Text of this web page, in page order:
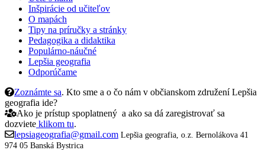
Inšpirácie od učiteľov
O mapách
Tipy na príručky a stránky
Pedagogika a didaktika
Populárno-náučné
Lepšia geografia
Odporúčame
Zoznámte sa. Kto sme a o čo nám v občianskom združení Lepšia
geografia ide?
Ako je prístup spoplatnený a ako sa dá zaregistrovať sa
dozviete klikom tu.
lepsiageografia@gmail.com Lepšia geografia, o.z. Bernolákova 41
974 05 Banská Bystrica